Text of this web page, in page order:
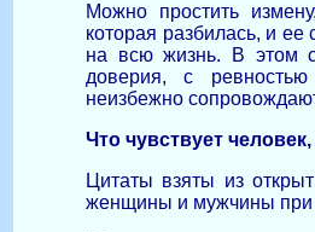
Можно простить
которая разбилась, и
на всю жизнь. В этом
доверия, с
неизбежно
Что чувствует
Цитаты взяты из
женщины и мужчины при